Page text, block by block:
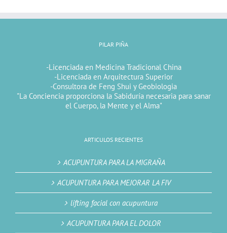
PILAR PIÑA
-Licenciada en Medicina Tradicional China
-Licenciada en Arquitectura Superior
-Consultora de Feng Shui y Geobiologia
"La Conciencia proporciona la Sabiduría necesaria para sanar
el Cuerpo, la Mente y el Alma"
ARTICULOS RECIENTES
ACUPUNTURA PARA LA MIGRAÑA
ACUPUNTURA PARA MEJORAR LA FIV
lifting facial con acupuntura
ACUPUNTURA PARA EL DOLOR